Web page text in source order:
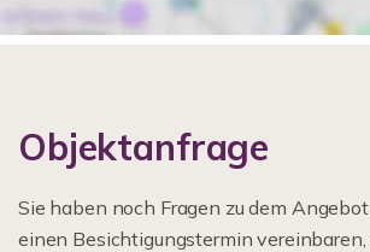
Objektanfrage
Sie haben noch Fragen zu dem
einen Besichtigungstermin